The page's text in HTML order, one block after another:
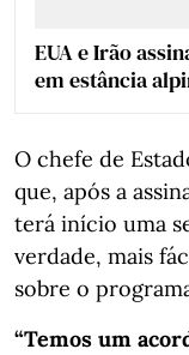
EUA e Irão
em estância
O chefe de
que, após a
terá início uma
verdade, mais
sobre o
“Temos um